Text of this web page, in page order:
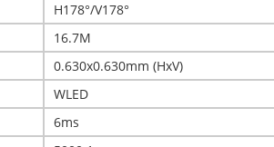
H178°/V178°
16.7M
0.630x0.630mm (HxV)
WLED
6ms